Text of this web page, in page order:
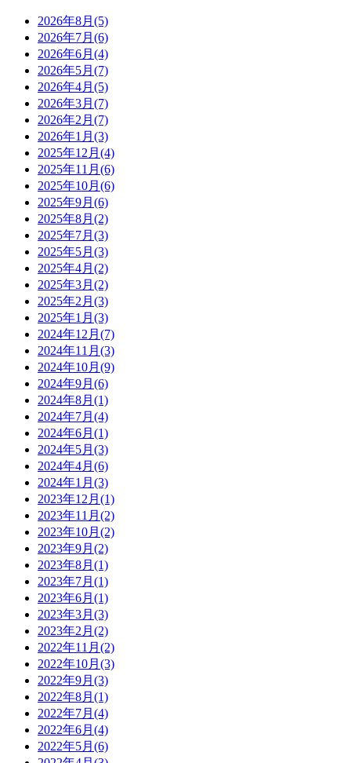
2026年8月 (5)
2026年7月 (6)
2026年6月 (4)
2026年5月 (7)
2026年4月 (5)
2026年3月 (7)
2026年2月 (7)
2026年1月 (3)
2025年12月 (4)
2025年11月 (6)
2025年10月 (6)
2025年9月 (6)
2025年8月 (2)
2025年7月 (3)
2025年5月 (3)
2025年4月 (2)
2025年3月 (2)
2025年2月 (3)
2025年1月 (3)
2024年12月 (7)
2024年11月 (3)
2024年10月 (9)
2024年9月 (6)
2024年8月 (1)
2024年7月 (4)
2024年6月 (1)
2024年5月 (3)
2024年4月 (6)
2024年1月 (3)
2023年12月 (1)
2023年11月 (2)
2023年10月 (2)
2023年9月 (2)
2023年8月 (1)
2023年7月 (1)
2023年6月 (1)
2023年3月 (3)
2023年2月 (2)
2022年11月 (2)
2022年10月 (3)
2022年9月 (3)
2022年8月 (1)
2022年7月 (4)
2022年6月 (4)
2022年5月 (6)